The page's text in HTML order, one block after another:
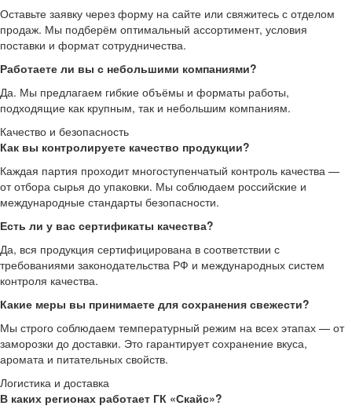
Оставьте заявку через форму на сайте или свяжитесь с отделом
продаж. Мы подберём оптимальный ассортимент, условия
поставки и формат сотрудничества.
Работаете ли вы с небольшими компаниями?
Да. Мы предлагаем гибкие объёмы и форматы работы,
подходящие как крупным, так и небольшим компаниям.
Качество и безопасность
Как вы контролируете качество продукции?
Каждая партия проходит многоступенчатый контроль качества —
от отбора сырья до упаковки. Мы соблюдаем российские и
международные стандарты безопасности.
Есть ли у вас сертификаты качества?
Да, вся продукция сертифицирована в соответствии с
требованиями законодательства РФ и международных систем
контроля качества.
Какие меры вы принимаете для сохранения свежести?
Мы строго соблюдаем температурный режим на всех этапах — от
заморозки до доставки. Это гарантирует сохранение вкуса,
аромата и питательных свойств.
Логистика и доставка
В каких регионах работает ГК «Скайс»?